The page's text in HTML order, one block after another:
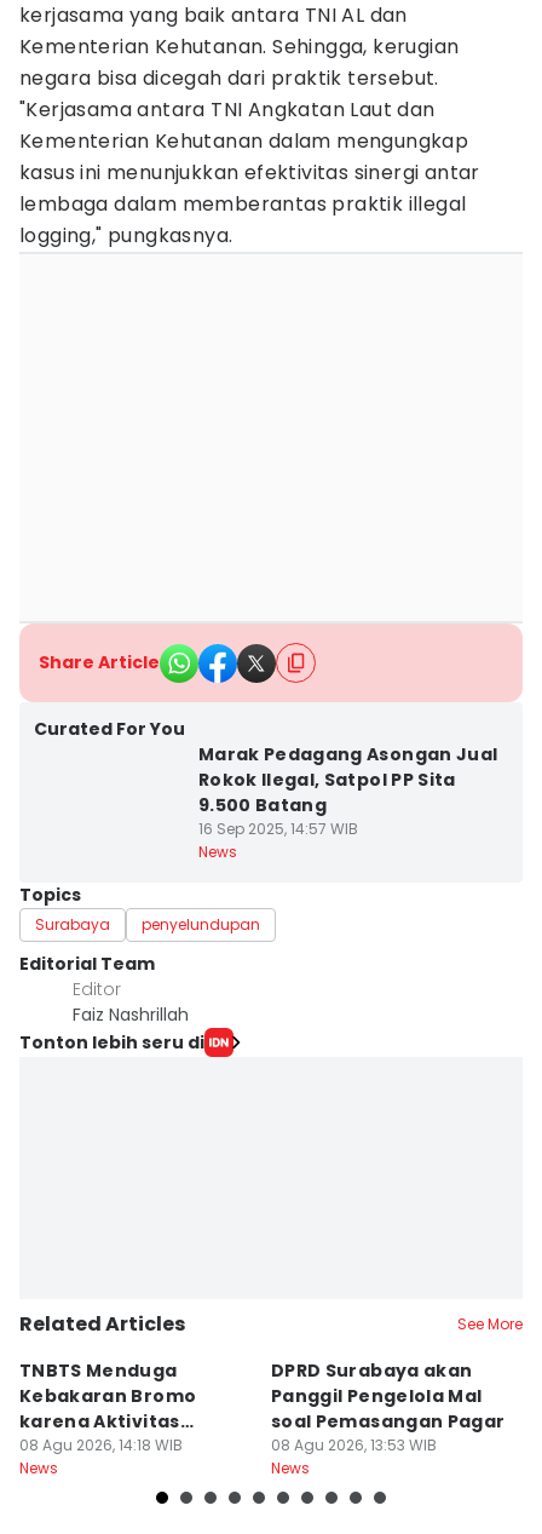
kerjasama yang baik antara TNI AL dan
Kementerian Kehutanan. Sehingga, kerugian
negara bisa dicegah dari praktik tersebut.
"Kerjasama antara TNI Angkatan Laut dan
Kementerian Kehutanan dalam mengungkap
kasus ini menunjukkan efektivitas sinergi antar
lembaga dalam memberantas praktik illegal
logging," pungkasnya.
Share Article
Curated For You
Marak Pedagang Asongan Jual
Rokok Ilegal, Satpol PP Sita
9.500 Batang
16 Sep 2025, 14:57 WIB
News
Topics
Surabaya penyelundupan
Editorial Team
Editor
Faiz Nashrillah
Tonton lebih seru di
Related Articles See More
TNBTS Menduga
Kebakaran Bromo
karena Aktivitas
Manusia
08 Agu 2026, 14:18 WIB
News
DPRD Surabaya akan
Panggil Pengelola Mal
soal Pemasangan Pagar
08 Agu 2026, 13:53 WIB
News